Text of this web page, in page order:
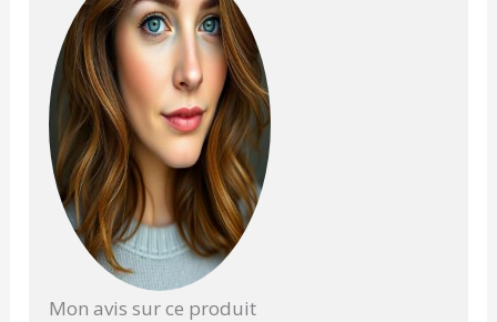
Optimisez l'espace sur la
barre : grâce à ce jeu de
disques de musculation
à profil réduit, vous
pouvez ajouter plus de
poids sans vous soucier
du manque de place. Ce
jeu garantit une
répartition équilibrée
des poids. Compatibilité
et solidité optimales : les
conçues pour offrir
Mon avis sur ce produit